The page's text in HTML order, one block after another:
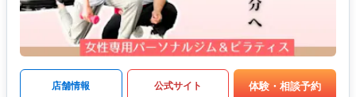
店舗情報 公式サイト 体験・相談予約